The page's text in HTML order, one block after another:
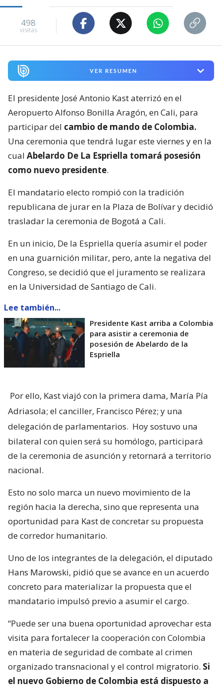
498
visitas
VER RESUMEN
El presidente José Antonio Kast aterrizó en el
Aeropuerto Alfonso Bonilla Aragón, en Cali, para
participar del cambio de mando de Colombia.
Una ceremonia que tendrá lugar este viernes y en la
cual Abelardo De La Espriella tomará posesión
como nuevo presidente.
El mandatario electo rompió con la tradición
republicana de jurar en la Plaza de Bolívar y decidió
trasladar la ceremonia de Bogotá a Cali.
En un inicio, De la Espriella quería asumir el poder
en una guarnición militar, pero, ante la negativa del
Congreso, se decidió que el juramento se realizara
en la Universidad de Santiago de Cali.
Lee también...
Presidente Kast arriba a Colombia
para asistir a ceremonia de
posesión de Abelardo de la
Espriella
Por ello, Kast viajó con la primera dama, María Pía
Adriasola; el canciller, Francisco Pérez; y una
delegación de parlamentarios. Hoy sostuvo una
bilateral con quien será su homólogo, participará
de la ceremonia de asunción y retornará a territorio
nacional.
Esto no solo marca un nuevo movimiento de la
región hacia la derecha, sino que representa una
oportunidad para Kast de concretar su propuesta
de corredor humanitario.
Uno de los integrantes de la delegación, el diputado
Hans Marowski, pidió que se avance en un acuerdo
concreto para materializar la propuesta que el
mandatario impulsó previo a asumir el cargo.
“Puede ser una buena oportunidad aprovechar esta
visita para fortalecer la cooperación con Colombia
en materia de seguridad de combate al crimen
organizado transnacional y el control migratorio. Si
el nuevo Gobierno de Colombia está dispuesto a